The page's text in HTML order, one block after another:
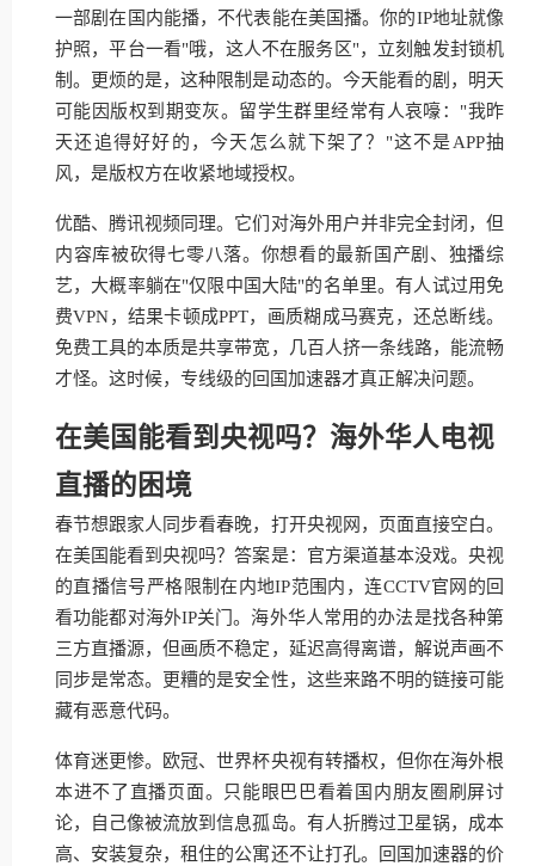
一部剧在国内能播，不代表能在美国播。你的IP地址就像
护照，平台一看"哦，这人不在服务区"，立刻触发封锁机
制。更烦的是，这种限制是动态的。今天能看的剧，明天
可能因版权到期变灰。留学生群里经常有人哀嚎："我昨
天还追得好好的，今天怎么就下架了？"这不是APP抽
风，是版权方在收紧地域授权。
优酷、腾讯视频同理。它们对海外用户并非完全封闭，但
内容库被砍得七零八落。你想看的最新国产剧、独播综
艺，大概率躺在"仅限中国大陆"的名单里。有人试过用免
费VPN，结果卡顿成PPT，画质糊成马赛克，还总断线。
免费工具的本质是共享带宽，几百人挤一条线路，能流畅
才怪。这时候，专线级的回国加速器才真正解决问题。
在美国能看到央视吗？海外华人电视
直播的困境
春节想跟家人同步看春晚，打开央视网，页面直接空白。
在美国能看到央视吗？答案是：官方渠道基本没戏。央视
的直播信号严格限制在内地IP范围内，连CCTV官网的回
看功能都对海外IP关门。海外华人常用的办法是找各种第
三方直播源，但画质不稳定，延迟高得离谱，解说声画不
同步是常态。更糟的是安全性，这些来路不明的链接可能
藏有恶意代码。
体育迷更惨。欧冠、世界杯央视有转播权，但你在海外根
本进不了直播页面。只能眼巴巴看着国内朋友圈刷屏讨
论，自己像被流放到信息孤岛。有人折腾过卫星锅，成本
高、安装复杂，租住的公寓还不让打孔。回国加速器的价